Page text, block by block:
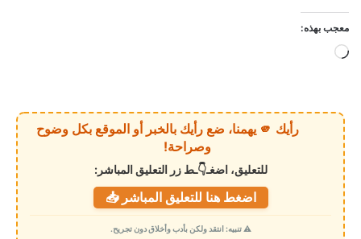
معجب بهذه:
ي
م
رأيك 🫵 يهمنا، ضع رأيك بالخبر أو الموقع بكل وضوح
وصراحة!
للتعليق، اضغـ👇ـط زر التعليق المباشر:
اضغط هنا للتعليق المباشر 📥
⚠️ تنبيه: انتقد ولكن بأدب وأخلاق دون تجريح.